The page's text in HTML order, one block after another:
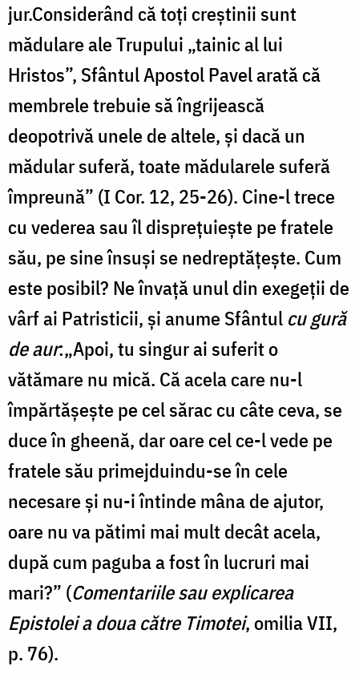
jur.Considerând că toți creștinii sunt
mădulare ale Trupului „tainic al lui
Hristos”, Sfântul Apostol Pavel arată că
membrele trebuie să îngrijească
deopotrivă unele de altele, și dacă un
mădular suferă, toate mădularele suferă
împreună” (I Cor. 12, 25-26). Cine-l trece
cu vederea sau îl dispreţuiește pe fratele
său, pe sine însuși se nedreptăţește. Cum
este posibil? Ne învață unul din exegeții de
vârf ai Patristicii, și anume Sfântul cu gură
de aur:„Apoi, tu singur ai suferit o
vătămare nu mică. Că acela care nu-l
împărtăşeşte pe cel sărac cu câte ceva, se
duce în gheenă, dar oare cel ce-l vede pe
fratele său primejduindu-se în cele
necesare şi nu-i întinde mâna de ajutor,
oare nu va pătimi mai mult decât acela,
după cum paguba a fost în lucruri mai
mari?” (Comentariile sau explicarea
Epistolei a doua către Timotei, omilia VII,
p. 76).